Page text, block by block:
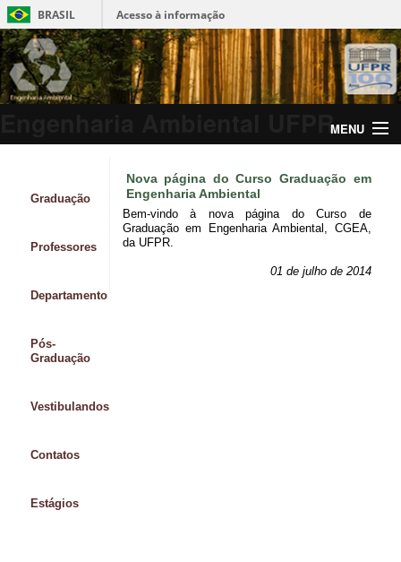
BRASIL Acesso à informação
Engenharia Ambiental UFPRMENU
Graduação
Professores
Departamento
Pós-
Graduação
Vestibulandos
Contatos
Estágios
Nova página do Curso Graduação em
Engenharia Ambiental
Bem-vindo à nova página do Curso de
Graduação em Engenharia Ambiental, CGEA,
da UFPR.
01 de julho de 2014